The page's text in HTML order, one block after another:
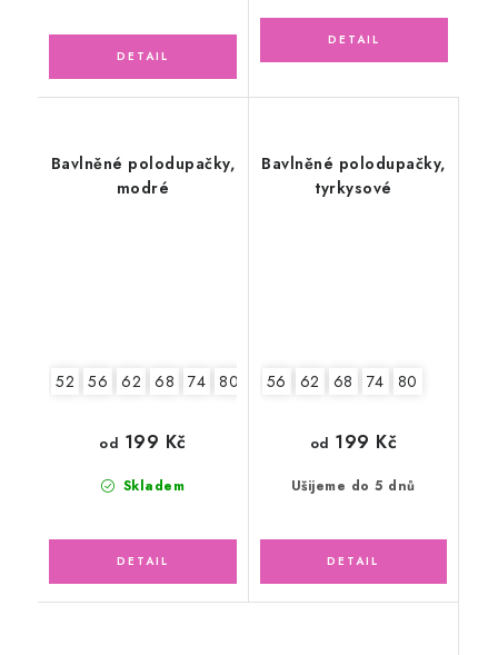
Bavlněné polodupačky,
modré
52 56 62 68 74 80 86 92
Skladem
od 199 Kč
Bavlněné polodupačky,
tyrkysové
56 62 68 74 80
Ušijeme do 5 dnů
od 199 Kč